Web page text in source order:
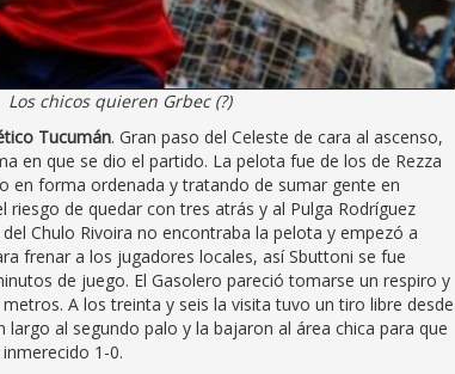
Los chicos quieren Grbec (?)
Tucumán. Gran paso del Celeste de cara al ascenso,
en que se dio el partido. La pelota fue de los de Rezza
en forma ordenada y tratando de sumar gente en
riesgo de quedar con tres atrás y al Pulga Rodríguez
Chulo Rivoira no encontraba la pelota y empezó a
frenar a los jugadores locales, así Sbuttoni se fue
de juego. El Gasolero pareció tomarse un respiro y
A los treinta y seis la visita tuvo un tiro libre desde
al segundo palo y la bajaron al área chica para que
1-0.